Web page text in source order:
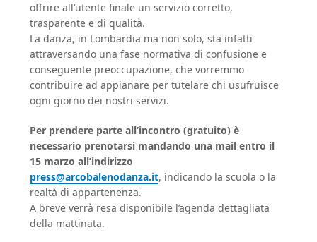
offrire all’utente finale un servizio corretto,
trasparente e di qualità.
La danza, in Lombardia ma non solo, sta infatti
attraversando una fase normativa di confusione e
conseguente preoccupazione, che vorremmo
contribuire ad appianare per tutelare chi usufruisce
ogni giorno dei nostri servizi.
Per prendere parte all’incontro (gratuito) è
necessario prenotarsi mandando una mail entro il
15 marzo all’indirizzo
press@arcobalenodanza.it, indicando la scuola o la
realtà di appartenenza.
A breve verrà resa disponibile l’agenda dettagliata
della mattinata.